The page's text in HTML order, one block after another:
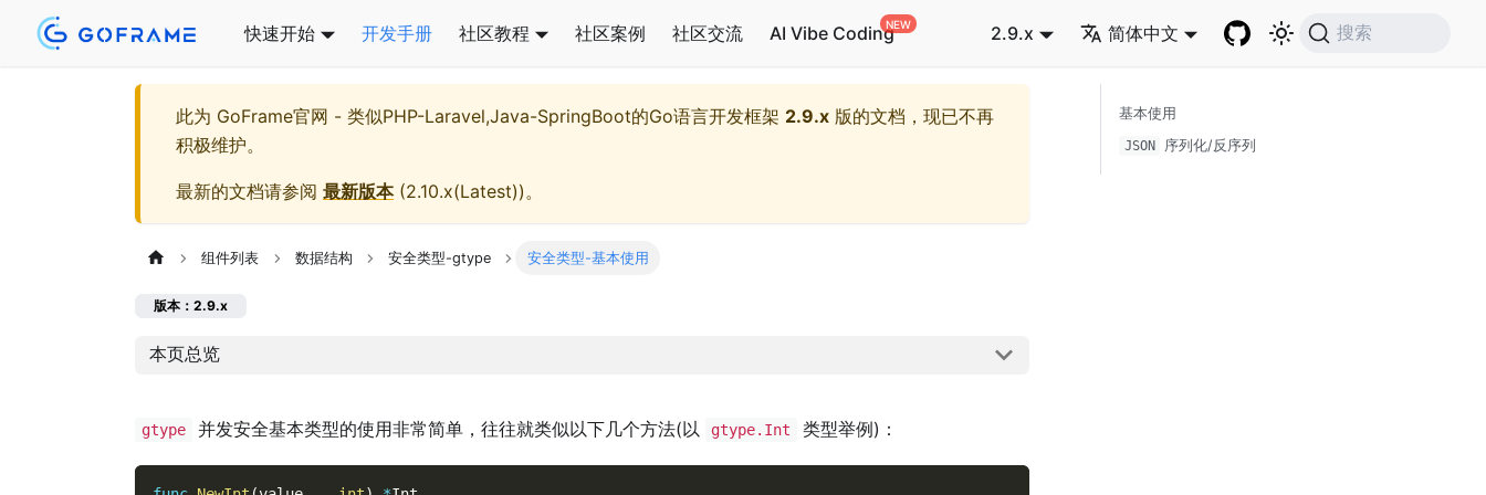
快速开始 开发手册 社区教程 社区案例 社区交流 AI Vibe Coding 2.9.x 简体中文 搜索
此为 GoFrame官网 - 类似PHP-Laravel,Java-SpringBoot的Go语言开发框架 2.9.x 版的文档，现已不再
积极维护。
最新的文档请参阅 最新版本(2.10.x(Latest))。
组件列表 数据结构 安全类型-gtype 安全类型-基本使用
版本：2.9.x
本页总览
gtype 并发安全基本类型的使用非常简单，往往就类似以下几个方法(以 gtype.Int 类型举例)：
基本使用
JSON 序列化/反序列